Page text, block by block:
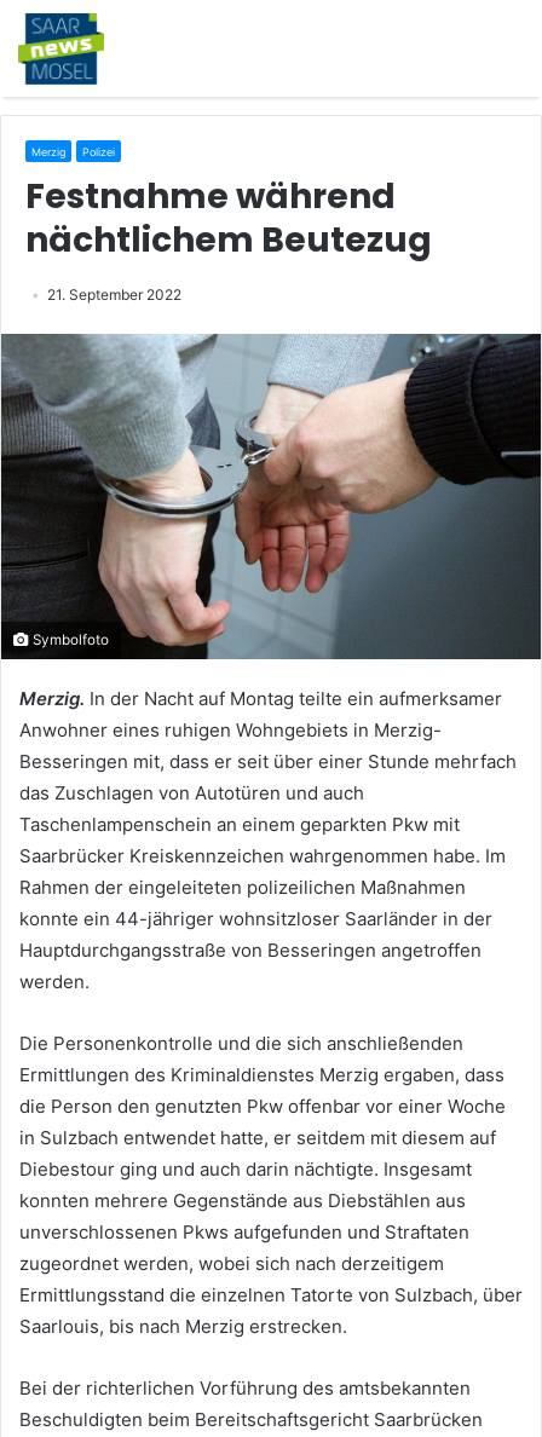
Merzig Polizei
Festnahme während
nächtlichem Beutezug
21. September 2022
Symbolfoto
Merzig. In der Nacht auf Montag teilte ein aufmerksamer
Anwohner eines ruhigen Wohngebiets in Merzig-
Besseringen mit, dass er seit über einer Stunde mehrfach
das Zuschlagen von Autotüren und auch
Taschenlampenschein an einem geparkten Pkw mit
Saarbrücker Kreiskennzeichen wahrgenommen habe. Im
Rahmen der eingeleiteten polizeilichen Maßnahmen
konnte ein 44-jähriger wohnsitzloser Saarländer in der
Hauptdurchgangsstraße von Besseringen angetroffen
werden.
Die Personenkontrolle und die sich anschließenden
Ermittlungen des Kriminaldienstes Merzig ergaben, dass
die Person den genutzten Pkw offenbar vor einer Woche
in Sulzbach entwendet hatte, er seitdem mit diesem auf
Diebestour ging und auch darin nächtigte. Insgesamt
konnten mehrere Gegenstände aus Diebstählen aus
unverschlossenen Pkws aufgefunden und Straftaten
zugeordnet werden, wobei sich nach derzeitigem
Ermittlungsstand die einzelnen Tatorte von Sulzbach, über
Saarlouis, bis nach Merzig erstrecken.
Bei der richterlichen Vorführung des amtsbekannten
Beschuldigten beim Bereitschaftsgericht Saarbrücken